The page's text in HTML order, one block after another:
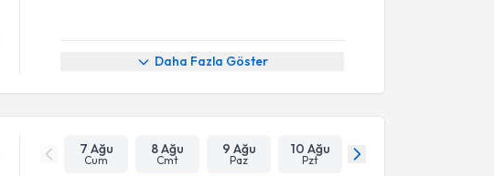
Daha Fazla Göster
7 Ağu
Cum
8 Ağu
Cmt
9 Ağu
Paz
10 Ağu
Pzt